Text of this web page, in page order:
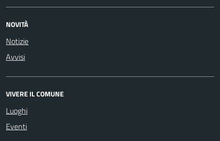
NOVITÀ
Notizie
Avvisi
VIVERE IL COMUNE
Luoghi
Eventi